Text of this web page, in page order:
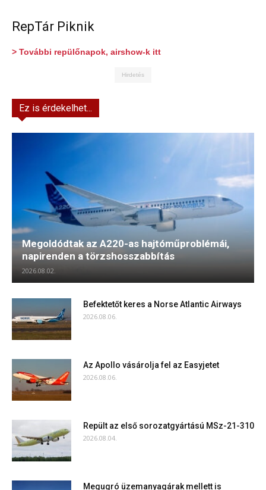
RepTár Piknik
> További repülőnapok, airshow-k itt
Hirdetés
Ez is érdekelhet...
Megoldódtak az A220-as hajtóműproblémái,
napirenden a törzshosszabbítás
2026.08.02.
Befektetőt keres a Norse Atlantic Airways
2026.08.06.
Az Apollo vásárolja fel az Easyjetet
2026.08.06.
Repült az első sorozatgyártású MSz-21-310
2026.08.04.
Megugró üzemanyagárak mellett is